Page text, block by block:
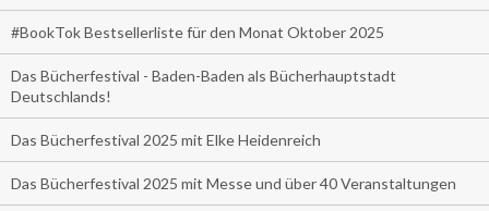
#BookTok Bestsellerliste für den Monat Oktober 2025
Das Bücherfestival - Baden-Baden als Bücherhauptstadt
Deutschlands!
Das Bücherfestival 2025 mit Elke Heidenreich
Das Bücherfestival 2025 mit Messe und über 40 Veranstaltungen